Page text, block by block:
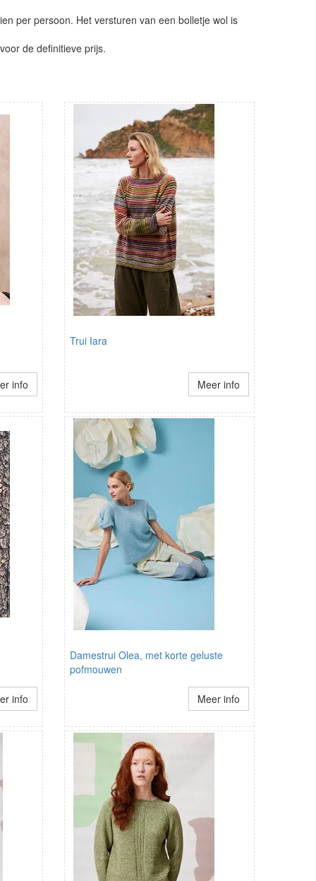
per persoon. Het versturen van een bolletje wol is
de definitieve prijs.
info
Trui Iara
Meer info
info
Damestrui Olea, met korte geluste
pofmouwen
Meer info